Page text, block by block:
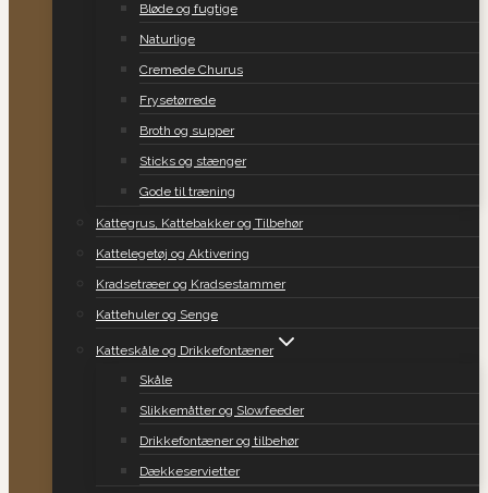
Bløde og fugtige
Naturlige
Cremede Churus
Frysetørrede
Broth og supper
Sticks og stænger
Gode til træning
Kattegrus, Kattebakker og Tilbehør
Kattelegetøj og Aktivering
Kradsetræer og Kradsestammer
Kattehuler og Senge
Katteskåle og Drikkefontæner
Skåle
Slikkemåtter og Slowfeeder
Drikkefontæner og tilbehør
Dækkeservietter